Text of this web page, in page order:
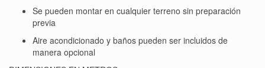
Se pueden montar en cualquier terreno sin preparación
previa
Aire acondicionado y baños pueden ser incluidos de
manera opcional